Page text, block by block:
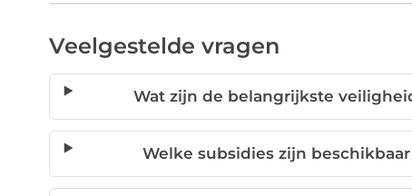
Veelgestelde vragen
Wat zijn de belangrijkste
Welke subsidies zijn